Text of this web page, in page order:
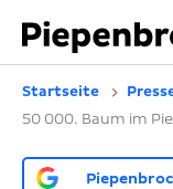
Startseite
50 000. Baum im